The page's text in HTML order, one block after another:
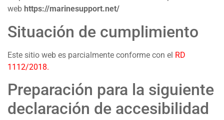
web https://marinesupport.net/
Situación de cumplimiento
Este sitio web es parcialmente conforme con el RD
1112/2018.
Preparación para la siguiente
declaración de accesibilidad